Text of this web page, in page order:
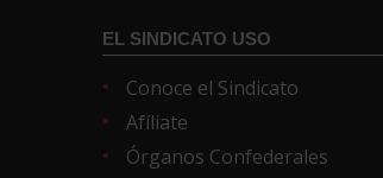
EL SINDICATO USO
Conoce el Sindicato
Afíliate
Órganos Confederales